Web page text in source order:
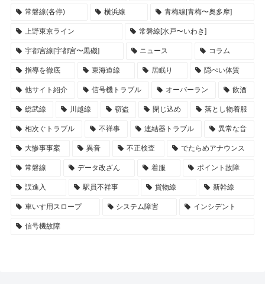
常磐線(各停) 横浜線 青梅線[青梅〜奥多摩]
上野東京ライン 常磐線[水戸〜いわき]
宇都宮線[宇都宮〜黒磯] ニュース コラム
指導を徹底 東海道線 居眠り 隠ぺい体質
他サイト紹介 信号機トラブル オーバーラン 飲酒
総武線 川越線 窃盗 閉じ込め 落とし物着服
相次ぐトラブル 不祥事 連結器トラブル 異常な音
大惨事事案 異音 不正検査 でたらめアナウンス
常磐線 データ改ざん 着服 ポイント故障
誤進入 駅員不祥事 貨物線 新幹線
車いす用スロープ システム障害 インシデント
信号機故障